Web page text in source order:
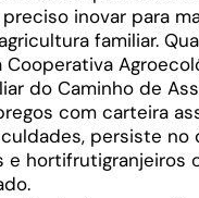
inovar para
familiar.
Cooperativa
do Caminho de
com carteira
persiste no
e hortifrutigranjeiros